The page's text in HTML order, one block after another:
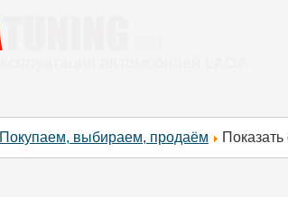
Покупаем, выбираем, продаём